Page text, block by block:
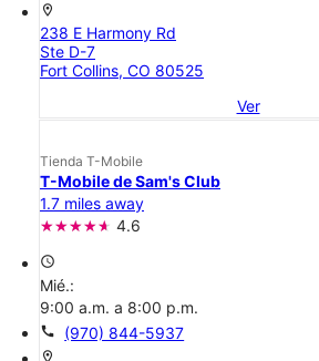
location_on
238 E Harmony Rd
Ste D-7
Fort Collins, CO 80525
Ver
Tienda T-Mobile
T-Mobile de Sam's Club
1.7 miles away
4.6
access_time
Mié.:
9:00 a.m. a 8:00 p.m.
call (970) 844-5937
location_on